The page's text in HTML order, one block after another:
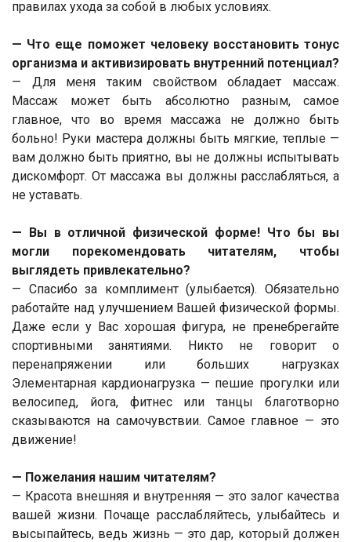
правилах ухода за собой в любых условиях.
— Что еще поможет человеку восстановить тонус
организма и активизировать внутренний потенциал?
— Для меня таким свойством обладает массаж.
Массаж может быть абсолютно разным, самое
главное, что во время массажа не должно быть
больно! Руки мастера должны быть мягкие, теплые —
вам должно быть приятно, вы не должны испытывать
дискомфорт. От массажа вы должны расслабляться, а
не уставать.
— Вы в отличной физической форме! Что бы вы
могли порекомендовать читателям, чтобы
выглядеть привлекательно?
— Спасибо за комплимент (улыбается). Обязательно
работайте над улучшением Вашей физической формы.
Даже если у Вас хорошая фигура, не пренебрегайте
спортивными занятиями. Никто не говорит о
перенапряжении или больших нагрузках
Элементарная кардионагрузка — пешие прогулки или
велосипед, йога, фитнес или танцы благотворно
сказываются на самочувствии. Самое главное — это
движение!
— Пожелания нашим читателям?
— Красота внешняя и внутренняя — это залог качества
вашей жизни. Почаще расслабляйтесь, улыбайтесь и
высыпайтесь, ведь жизнь — это дар, который должен